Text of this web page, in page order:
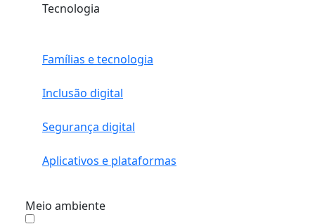
Tecnologia
Famílias e tecnologia
Inclusão digital
Segurança digital
Aplicativos e plataformas
Meio ambiente